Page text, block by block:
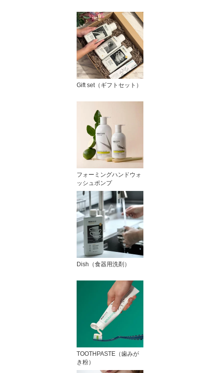
Gift set（ギフトセット）
フォーミングハンドウォ
ッシュポンプ
Dish（食器用洗剤）
TOOTHPASTE（歯みが
き粉）